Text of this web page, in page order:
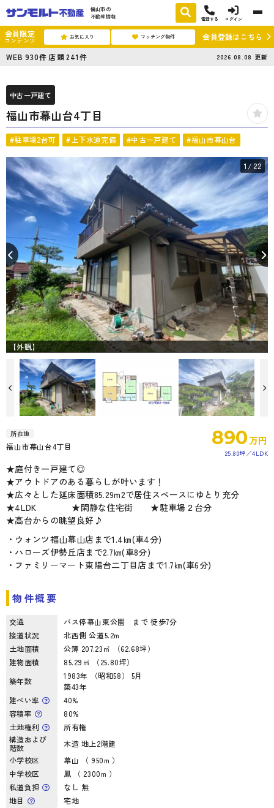
福山市の
不動産情報
電話する ログイン
会員限定
コンテンツ お気に入り マッチング物件
会員登録はこちら
WEB 930件 店頭241件 2026.08.08 更新
中古一戸建て
福山市幕山台4丁目
#駐車場2台可 #上下水道完備 #中古一戸建て #福山市幕山台
1 /22
【外観】
所在地
福山市幕山台4丁目 890万円
25.80坪 4LDK
★庭付き一戸建て◎
★アウトドアのある暮らしが叶います！
★広々とした延床面積85.29m2で居住スペースにゆとり充分
★4LDK ★閑静な住宅街 ★駐車場２台分
★高台からの眺望良好♪
・ウォンツ福山幕山店まで1.4㎞(車4分)
・ハローズ伊勢丘店まで2.7㎞(車8分)
・ファミリーマート東陽台二丁目店まで1.7㎞(車6分)
物件概要
交通
バス停幕山東公園 まで 徒歩7分
接道状況
北西側 公道5.2m
土地面積
公簿 207.23㎡ （62.68坪）
建物面積
85.29㎡ （25.80坪）
築年数
1983年 （昭和58） 5月
築43年
建ぺい率
40%
容積率
80%
土地権利
所有権
構造および
階数
木造 地上2階建
小学校区
幕山 （ 950m ）
中学校区
鳳 （ 2300m ）
私道負担
なし 無
地目
宅地